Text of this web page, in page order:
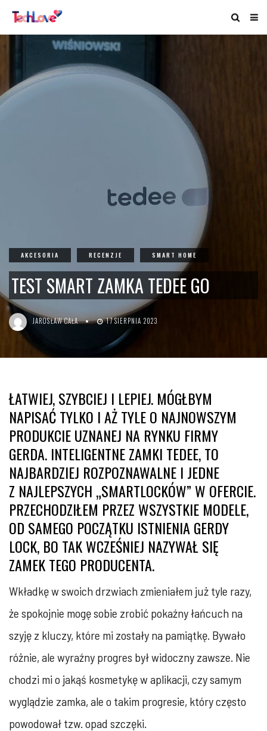
AKCESORIA RECENZJE SMART HOME
TEST SMART ZAMKA TEDEE GO
JAROSŁAW CAŁA 17 SIERPNIA 2023
ŁATWIEJ, SZYBCIEJ I LEPIEJ. MÓGŁBYM
NAPISAĆ TYLKO I AŻ TYLE O NAJNOWSZYM
PRODUKCIE UZNANEJ NA RYNKU FIRMY
GERDA. INTELIGENTNE ZAMKI TEDEE, TO
NAJBARDZIEJ ROZPOZNAWALNE I JEDNE
Z NAJLEPSZYCH „SMARTLOCKÓW” W OFERCIE.
PRZECHODZIŁEM PRZEZ WSZYSTKIE MODELE,
OD SAMEGO POCZĄTKU ISTNIENIA GERDY
LOCK, BO TAK WCZEŚNIEJ NAZYWAŁ SIĘ
ZAMEK TEGO PRODUCENTA.
Wkładkę w swoich drzwiach zmieniałem już tyle razy,
że spokojnie mogę sobie zrobić pokaźny łańcuch na
szyję z kluczy, które mi zostały na pamiątkę. Bywało
różnie, ale wyraźny progres był widoczny zawsze. Nie
chodzi mi o jakąś kosmetykę w aplikacji, czy samym
wyglądzie zamka, ale o takim progresie, który często
powodował tzw. opad szczęki.